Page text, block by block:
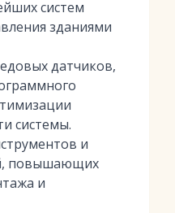
систем
зданиями
датчиков,
системы.
и
повышающих
и